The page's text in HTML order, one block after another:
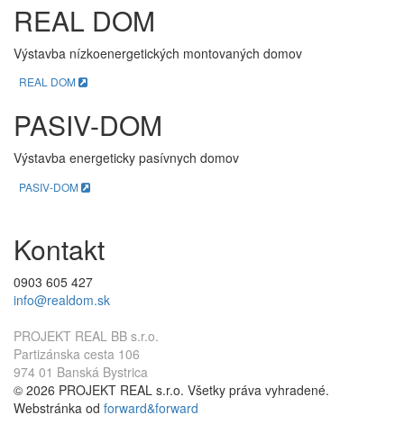
REAL DOM
Výstavba nízkoenergetických montovaných domov
REAL DOM
PASIV-DOM
Výstavba energeticky pasívnych domov
PASIV-DOM
Kontakt
0903 605 427
info@realdom.sk
PROJEKT REAL BB s.r.o.
Partizánska cesta 106
974 01 Banská Bystrica
© 2026 PROJEKT REAL s.r.o. Všetky práva vyhradené.
Webstránka od forward&forward